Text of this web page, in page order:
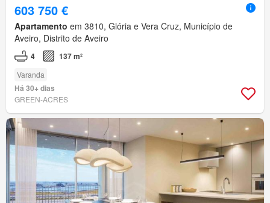
603 750 €
Apartamento em 3810, Glória e Vera Cruz, Município de
Aveiro, Distrito de Aveiro
4 137 m²
Varanda
Há 30+ dias
GREEN-ACRES